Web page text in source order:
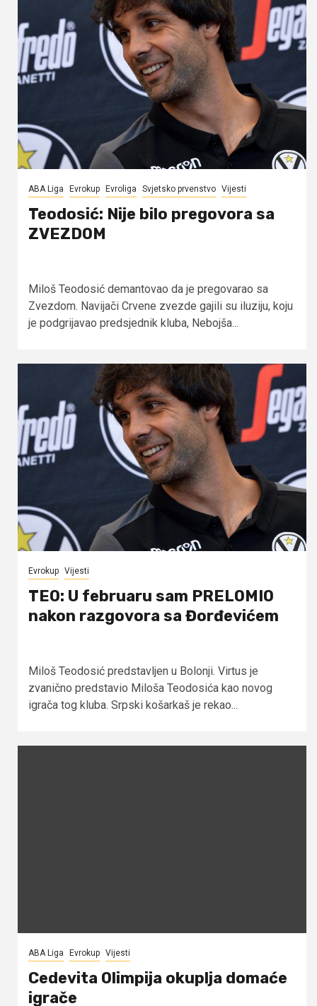
ABA Liga Evrokup Evroliga Svjetsko prvenstvo Vijesti
Teodosić: Nije bilo pregovora sa
ZVEZDOM
Miloš Teodosić demantovao da je pregovarao sa
Zvezdom. Navijači Crvene zvezde gajili su iluziju, koju
je podgrijavao predsjednik kluba, Nebojša...
Evrokup Vijesti
TEO: U februaru sam PRELOMIO
nakon razgovora sa Đorđevićem
Miloš Teodosić predstavljen u Bolonji. Virtus je
zvanično predstavio Miloša Teodosića kao novog
igrača tog kluba. Srpski košarkaš je rekao...
ABA Liga Evrokup Vijesti
Cedevita Olimpija okuplja domaće
igrače